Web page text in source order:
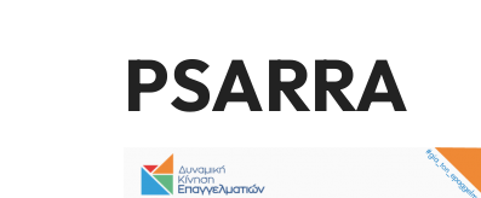
PSARRA